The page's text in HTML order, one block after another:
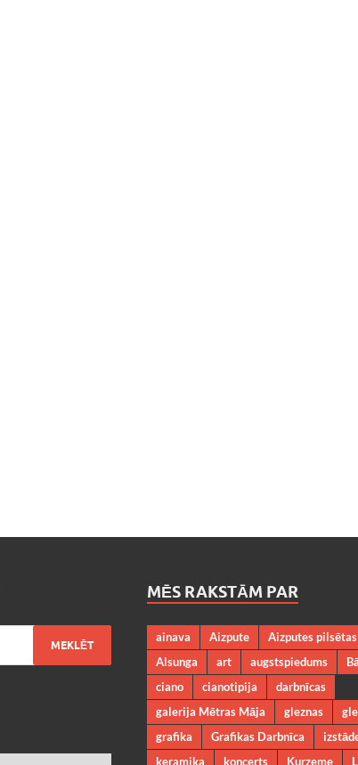
MĒS RAKSTĀM PAR
ainava Aizpute
Aizputes
Alsunga
art augstspiedums
ciano
cianotipija
darbnīcas
galerija Mētras Māja
gleznas
grafika
Grafikas Darbnīca
keramika
koncerts Kurzeme